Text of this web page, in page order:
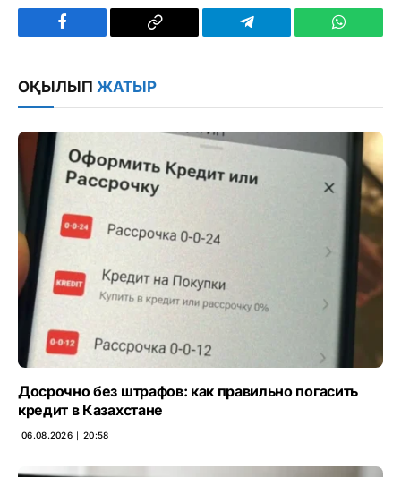
Facebook
Copy
Telegram
ОҚЫЛЫП ЖАТЫР
Досрочно без штрафов: как правильно погасить
кредит в Казахстане
06.08.2026 ∣ 20:58